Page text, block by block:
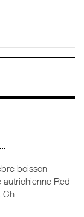
boisson
Red
Ch